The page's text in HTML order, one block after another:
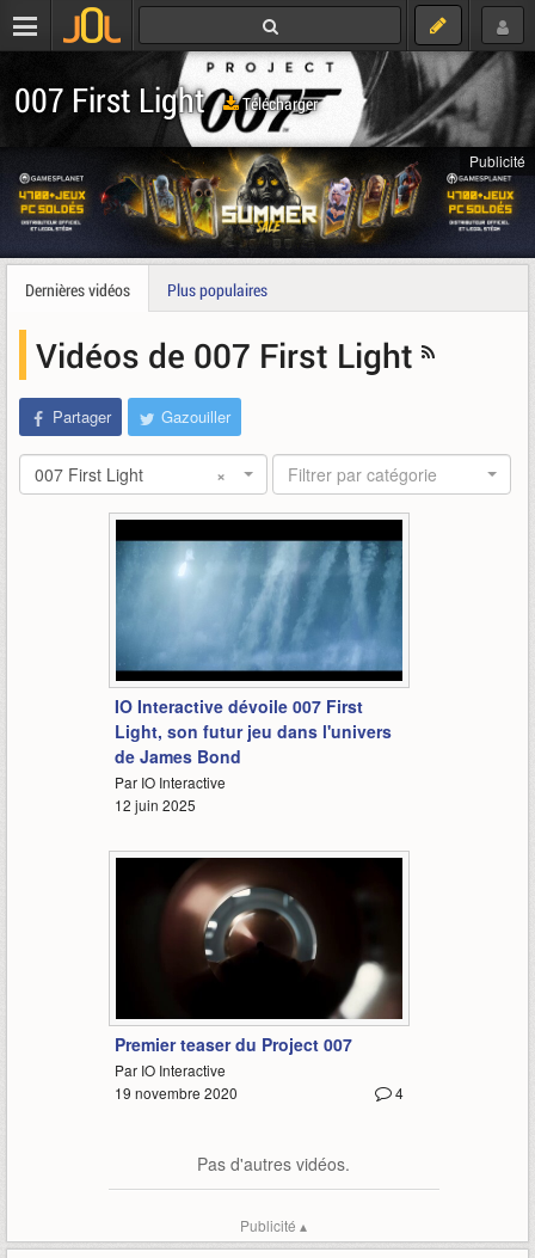
007 First Light Télécharger
Publicité
Dernières vidéos Plus populaires
Vidéos de 007 First Light
Partager Gazouiller
×
007 First Light Filtrer par catégorie
3:09
IO Interactive dévoile 007 First
Light, son futur jeu dans l'univers
de James Bond
Par IO Interactive
12 juin 2025
0:59
Premier teaser du Project 007
Par IO Interactive
4
19 novembre 2020
Pas d'autres vidéos.
Publicité ▴